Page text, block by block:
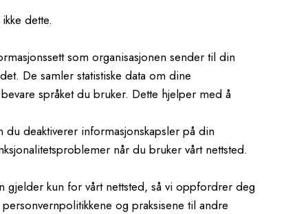
dette.
som organisasjonen sender til din
De samler statistiske data om dine
språket du bruker. Dette hjelper med å
deaktiverer informasjonskapsler på din
når du bruker vårt nettsted.
gjelder kun for vårt nettsted, så vi oppfordrer deg
og praksisene til andre